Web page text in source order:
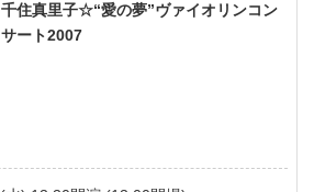
千住真里子☆“愛の夢”ヴァイオリンコン
サート2007